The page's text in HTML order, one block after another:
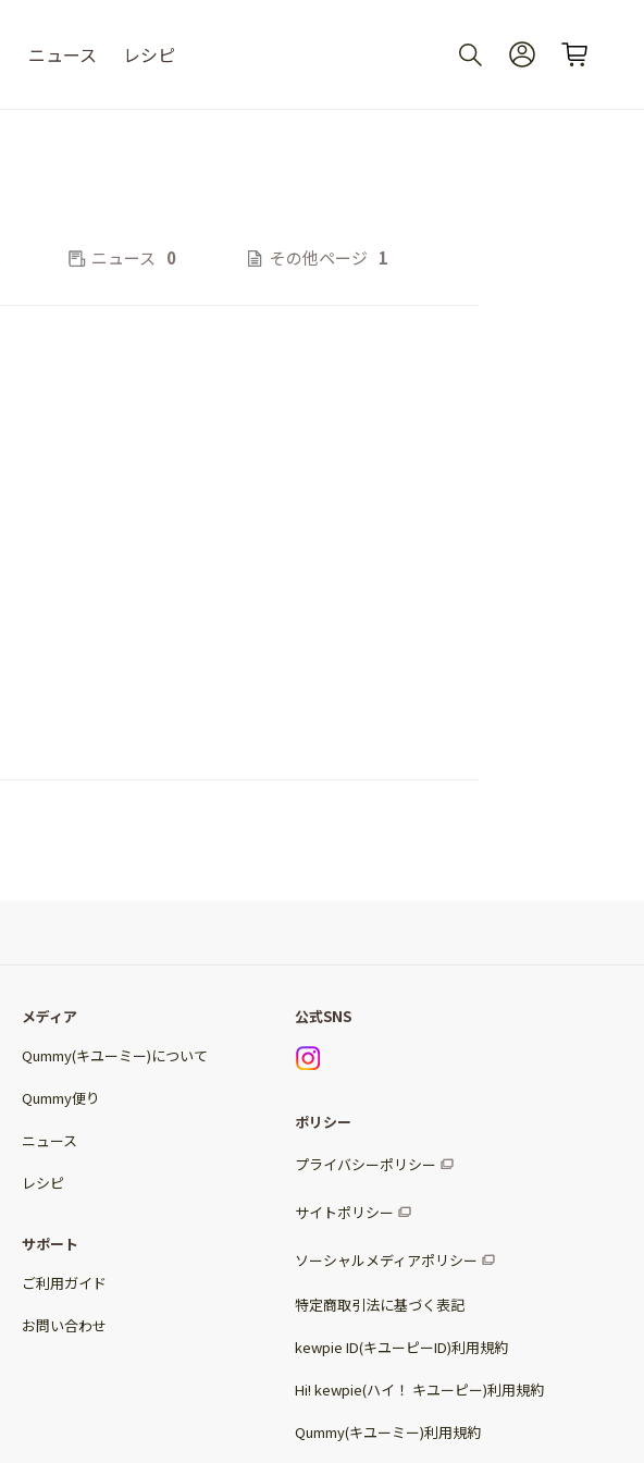
ニュース レシピ
ニュース 0 その他ページ 1
メディア
Qummy(キユーミー)について
Qummy便り
ニュース
レシピ
サポート
ご利用ガイド
お問い合わせ
公式SNS
ポリシー
プライバシーポリシー
サイトポリシー
ソーシャルメディアポリシー
特定商取引法に基づく表記
kewpie ID(キユーピーID)利用規約
Hi! kewpie(ハイ！ キユーピー)利用規約
Qummy(キユーミー)利用規約